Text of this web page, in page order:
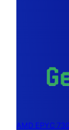
AMD EPYC